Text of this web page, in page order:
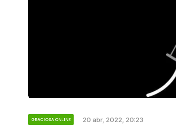
GRACIOSA ONLINE 20 abr, 2022, 20:23